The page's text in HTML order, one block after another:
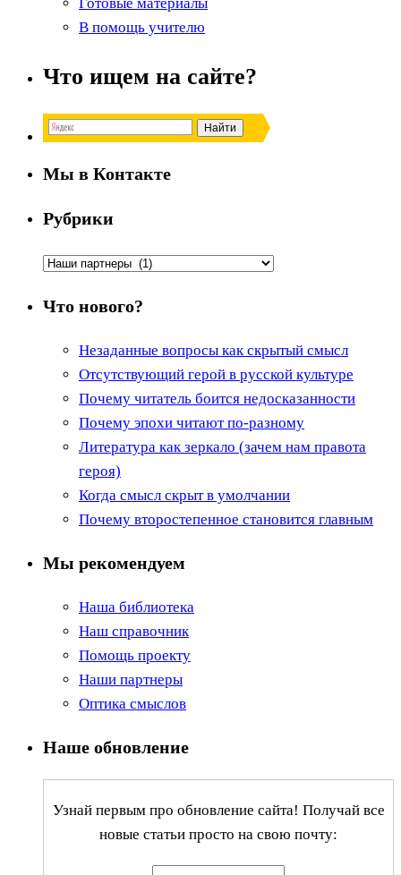
Готовые материалы
В помощь учителю
Что ищем на сайте?
Мы в Контакте
Рубрики
Рубрики
Что нового?
Незаданные вопросы как скрытый смысл
Отсутствующий герой в русской культуре
Почему читатель боится недосказанности
Почему эпохи читают по-разному
Литература как зеркало (зачем нам правота
героя)
Когда смысл скрыт в умолчании
Почему второстепенное становится главным
Мы рекомендуем
Наша библиотека
Наш справочник
Помощь проекту
Наши партнеры
Оптика смыслов
Наше обновление
Узнай первым про обновление сайта! Получай все
новые статьи просто на свою почту: